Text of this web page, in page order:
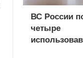
ВС России
четыре